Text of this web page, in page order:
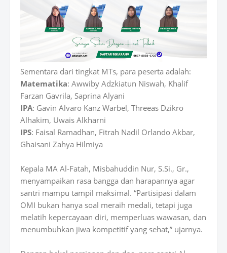
Sementara dari tingkat MTs, para peserta adalah:
Matematika: Awwiby Adzkiatun Niswah, Khalif
Farzan Gavrila, Saprina Alyani
IPA: Gavin Alvaro Kanz Warbel, Threeas Dzikro
Alhakim, Uwais Alkharni
IPS: Faisal Ramadhan, Fitrah Nadil Orlando Akbar,
Ghaisani Zahya Hilmiya
Kepala MA Al-Fatah, Misbahuddin Nur, S.Si., Gr.,
menyampaikan rasa bangga dan harapannya agar
santri mampu tampil maksimal. “Partisipasi dalam
OMI bukan hanya soal meraih medali, tetapi juga
melatih kepercayaan diri, memperluas wawasan, dan
menumbuhkan jiwa kompetitif yang sehat,” ujarnya.